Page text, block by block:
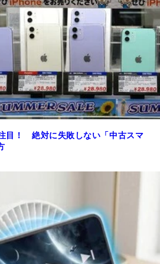
目！ 絶対に失敗しない「中古スマ